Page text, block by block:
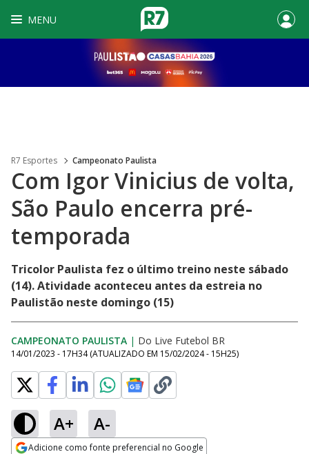
MENU
R7 Esportes Campeonato Paulista
Com Igor Vinicius de volta,
São Paulo encerra pré-
temporada
Tricolor Paulista fez o último treino neste sábado
(14). Atividade aconteceu antes da estreia no
Paulistão neste domingo (15)
CAMPEONATO PAULISTA | Do Live Futebol BR
14/01/2023 - 17H34 (ATUALIZADO EM 15/02/2024 - 15H25)
A+ A-
Adicione como fonte preferencial no Google